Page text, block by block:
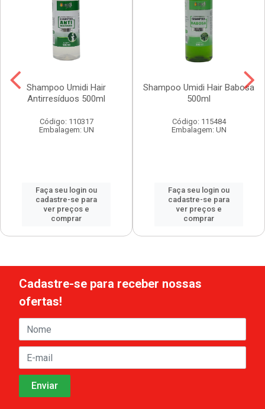
Shampoo Umidi Hair
Antirresíduos 500ml
Código: 110317
Embalagem: UN
Faça seu login ou
cadastre-se para
ver preços e
comprar
Shampoo Umidi Hair Babosa
500ml
Código: 115484
Embalagem: UN
Faça seu login ou
cadastre-se para
ver preços e
comprar
Cadastre-se para receber nossas
ofertas!